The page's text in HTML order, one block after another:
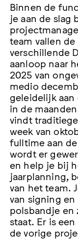
Binnen de
je aan de slag
team vallen
verschillende
aanloop naar
2025 van
medio
geleidelijk
in de
vindt
week van
fulltime aan
wordt er
en help je bij
jaarplanning,
van het team.
van signing
polsbandje en
staat. Er is
de vorige